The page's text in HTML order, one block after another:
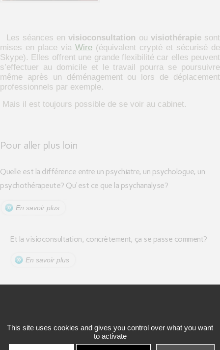
Les séances envisioconsultation ou visiothérapiesont
mises en place via Wire (équivalent crypté et sécurisé de
Skype). Elles offrent une grande flexibilité car elles peuvent
s’effectuer au domicile et le travail pourra se poursuivre
même après un déménagement ou lors de déplacement
professionnels par exemple.
Mais il est toujours possible de se voir au cabinet.
Pour aller plus loin
Quelle est la différence entre un psychiatre, un psychologue, un
psychothérapeute? Qu'est ce que la psychanalyse?
En savoir plus
Et la visioconsultation, concrètement, ça se passe comment?
En savoir plus
Ce site est propulsé par Viaduc
This site uses cookies and gives you control over what you want
to activate